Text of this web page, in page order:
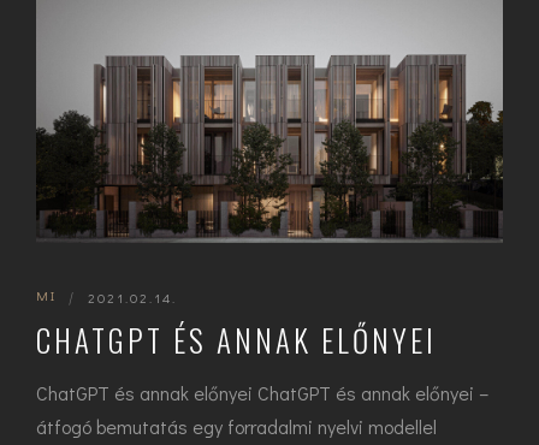
MI | 2021.02.14.
CHATGPT ÉS ANNAK ELŐNYEI
ChatGPT és annak előnyei ChatGPT és annak előnyei –
átfogó bemutatás egy forradalmi nyelvi modellel